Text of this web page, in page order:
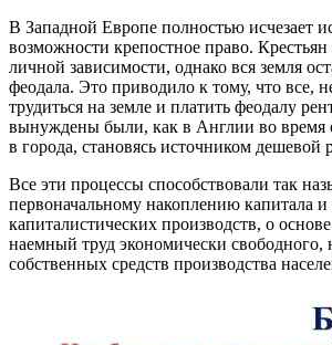
В Западной Европе полностью исчезает
возможности крепостное право.
личной зависимости, однако вся земля
феодала. Это приводило к тому, что все,
трудиться на земле и платить феодалу
вынуждены были, как в Англии во время
в города, становясь источником дешевой
Все эти процессы способствовали так
первоначальному накоплению капитала
капиталистических производств, о
наемный труд экономически
собственных средств производства